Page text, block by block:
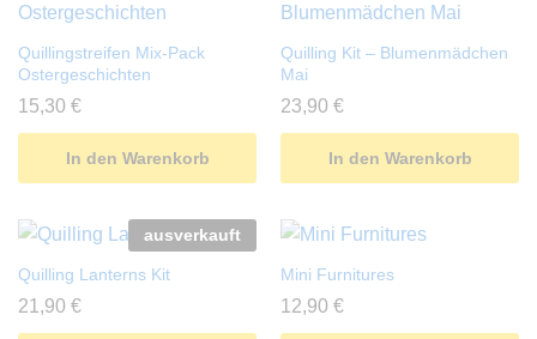
Quillingstreifen Mix-Pack
Ostergeschichten
15,30 €
In den Warenkorb
Quilling Kit – Blumenmädchen
Mai
23,90 €
In den Warenkorb
ausverkauft
Quilling Lanterns Kit
21,90 €
Mini Furnitures
12,90 €